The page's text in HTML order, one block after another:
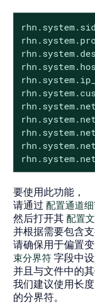
rhn.system.sid
要使用此功能，
请通过 配置通道
然后打开其配置
并根据需要包含支
请确保用于偏置
束分界符字段中
并且与文件中的其
我们建议使用长
的分界符。